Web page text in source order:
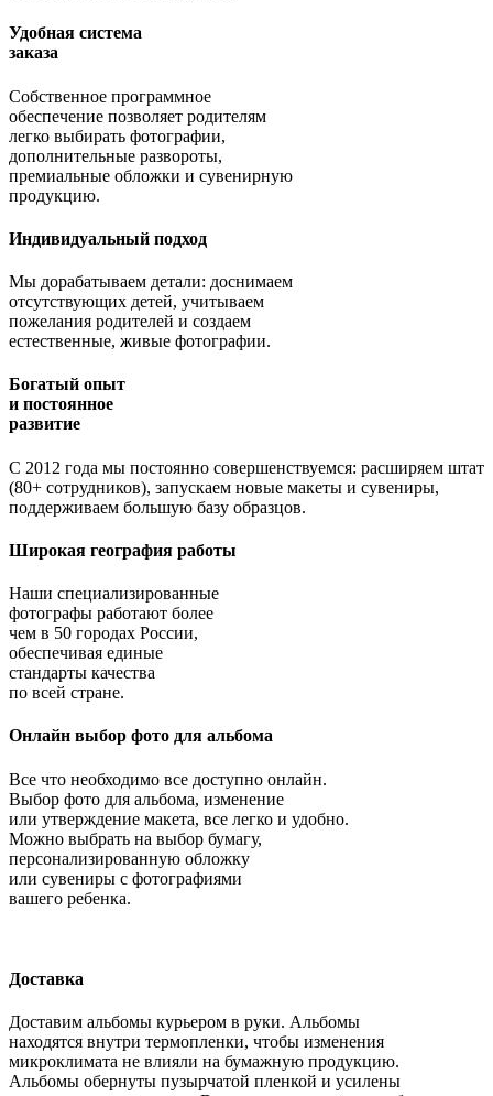
Удобная система
заказа
Собственное программное
обеспечение позволяет родителям
легко выбирать фотографии,
дополнительные развороты,
премиальные обложки и сувенирную
продукцию.
Индивидуальный подход
Мы дорабатываем детали: доснимаем
отсутствующих детей, учитываем
пожелания родителей и создаем
естественные, живые фотографии.
Богатый опыт
и постоянное
развитие
С 2012 года мы постоянно совершенствуемся: расширяем штат
(80+ сотрудников), запускаем новые макеты и сувениры,
поддерживаем большую базу образцов.
Широкая география работы
Наши специализированные
фотографы работают более
чем в 50 городах России,
обеспечивая единые
стандарты качества
по всей стране.
Онлайн выбор фото для альбома
Все что необходимо все доступно онлайн.
Выбор фото для альбома, изменение
или утверждение макета, все легко и удобно.
Можно выбрать на выбор бумагу,
персонализированную обложку
или сувениры с фотографиями
вашего ребенка.
Доставка
Доставим альбомы курьером в руки. Альбомы
находятся внутри термопленки, чтобы изменения
микроклимата не влияли на бумажную продукцию.
Альбомы обернуты пузырчатой пленкой и усилены